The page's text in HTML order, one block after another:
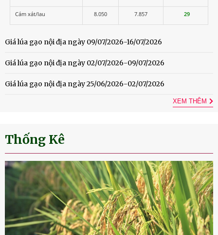
Cám xát/lau 8.050 7.857 29
Giá lúa gạo nội địa ngày 09/07/2026-16/07/2026
Giá lúa gạo nội địa ngày 02/07/2026-09/07/2026
Giá lúa gạo nội địa ngày 25/06/2026-02/07/2026
XEM THÊM
Thống Kê